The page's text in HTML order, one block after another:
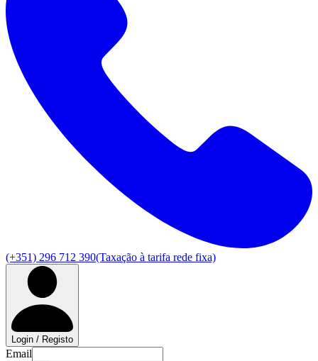
(+351) 296 712 390(Taxação à tarifa rede fixa)
Login / Registo
Email